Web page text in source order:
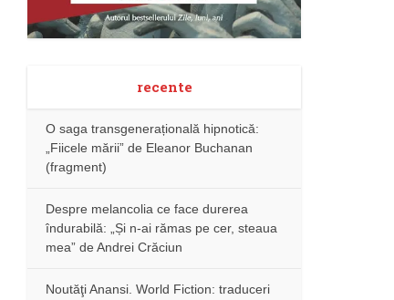
recente
O saga transgenerațională hipnotică:
„Fiicele mării” de Eleanor Buchanan
(fragment)
Despre melancolia ce face durerea
îndurabilă: „Și n-ai rămas pe cer, steaua
mea” de Andrei Crăciun
Noutăţi Anansi. World Fiction: traduceri